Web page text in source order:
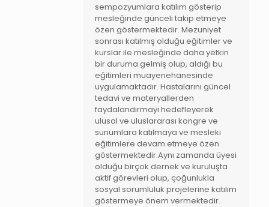
sempozyumlara katılım gösterip
mesleğinde günceli takip etmeye
özen göstermektedir. Mezuniyet
sonrası katılmış olduğu eğitimler ve
kurslar ile mesleğinde daha yetkin
bir duruma gelmiş olup, aldığı bu
eğitimleri muayenehanesinde
uygulamaktadır. Hastalarını güncel
tedavi ve materyallerden
faydalandırmayı hedefleyerek
ulusal ve uluslararası kongre ve
sunumlara katılmaya ve mesleki
eğitimlere devam etmeye özen
göstermektedir.Aynı zamanda üyesi
olduğu birçok dernek ve kuruluşta
aktif görevleri olup, çoğunlukla
sosyal sorumluluk projelerine katılım
göstermeye önem vermektedir.